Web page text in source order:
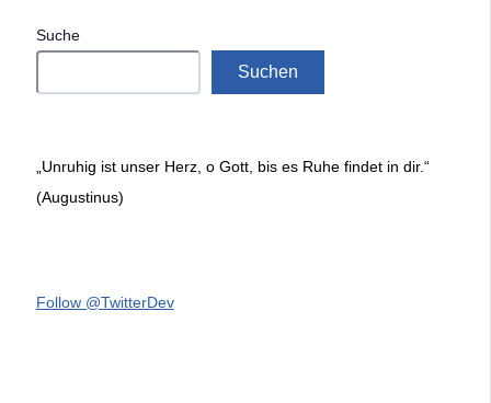
Suche
Suchen
„Unruhig ist unser Herz, o Gott, bis es Ruhe findet in dir.“
(Augustinus)
Follow @TwitterDev